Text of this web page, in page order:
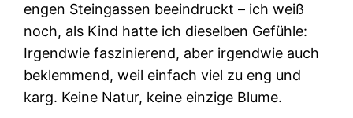
engen Steingassen beeindruckt – ich weiß
noch, als Kind hatte ich dieselben Gefühle:
Irgendwie faszinierend, aber irgendwie auch
beklemmend, weil einfach viel zu eng und
karg. Keine Natur, keine einzige Blume.